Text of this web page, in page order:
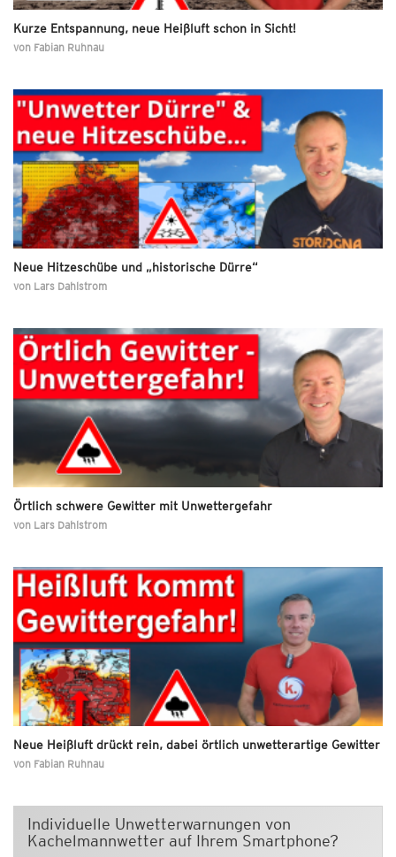
Kurze Entspannung, neue Heißluft schon in Sicht!
von Fabian Ruhnau
Neue Hitzeschübe und „historische Dürre“
von Lars Dahlstrom
Örtlich schwere Gewitter mit Unwettergefahr
von Lars Dahlstrom
Neue Heißluft drückt rein, dabei örtlich unwetterartige Gewitter
von Fabian Ruhnau
Individuelle Unwetterwarnungen von
Kachelmannwetter auf Ihrem Smartphone?